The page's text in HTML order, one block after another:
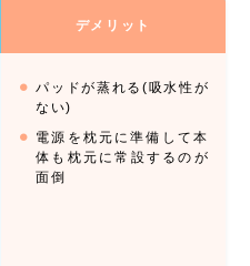
デメリット
パッドが蒸れる(吸水性が
ない)
電源を枕元に準備して本
体も枕元に常設するのが
面倒